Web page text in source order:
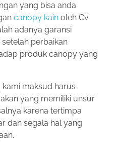
yang bisa anda
canopy kain oleh Cv.
adanya garansi
perbaikan
produk canopy yang
maksud harus
yang memiliki unsur
karena tertimpa
dan segala hal yang